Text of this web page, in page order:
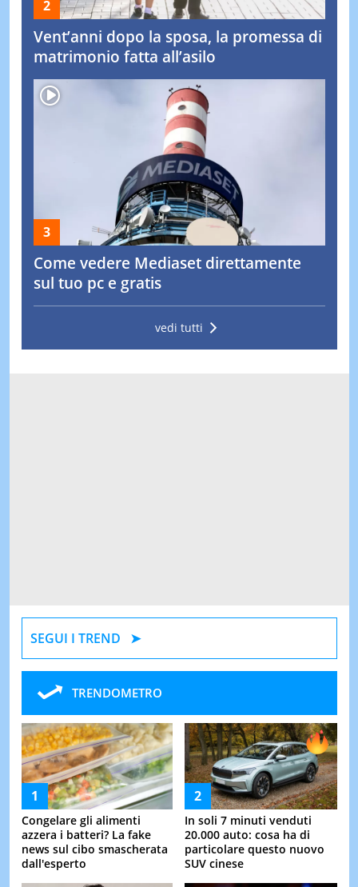
Vent’anni dopo la sposa, la promessa di
matrimonio fatta all’asilo
Come vedere Mediaset direttamente
sul tuo pc e gratis
vedi tutti
SEGUI I TREND
TRENDOMETRO
Congelare gli alimenti
azzera i batteri? La fake
news sul cibo smascherata
dall'esperto
In soli 7 minuti venduti
20.000 auto: cosa ha di
particolare questo nuovo
SUV cinese